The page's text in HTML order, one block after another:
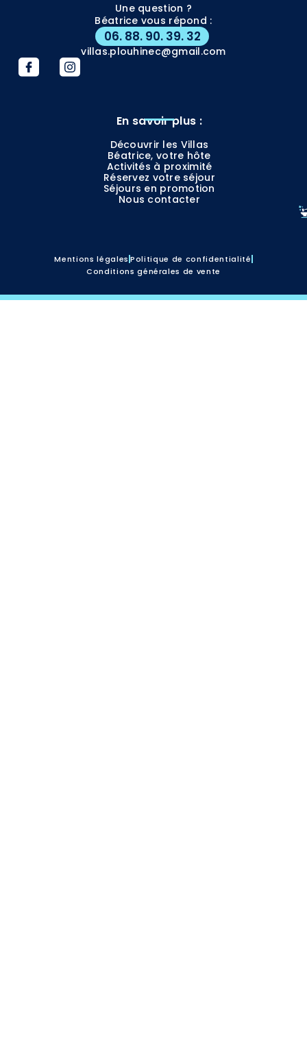
En savoir plus :
Découvrir les Villas
Béatrice, votre hôte
Activités à proximité
Réservez votre séjour
Séjours en promotion
Nous contacter
Une question ?
Béatrice vous répond :
06. 88. 90. 39. 32
villas.plouhinec@gmail.com
Mentions légales Politique de confidentialité
Conditions générales de vente